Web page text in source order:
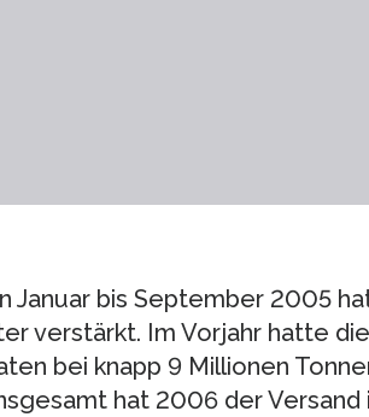
Januar bis September 2005
verstärkt. Im Vorjahr hatte die
bei knapp 9 Millionen
hat 2006 der Versand